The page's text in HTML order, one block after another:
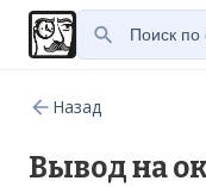
Назад
Вывод на